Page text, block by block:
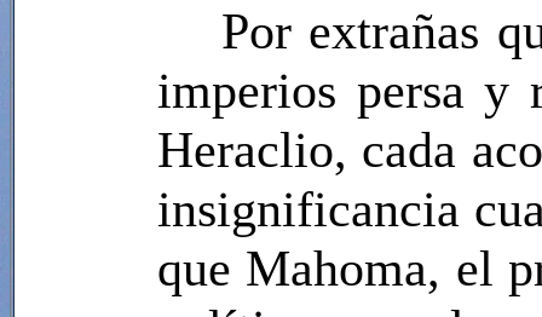
Por extrañas
imperios persa y
Heraclio, cada
insignificancia
que Mahoma, el